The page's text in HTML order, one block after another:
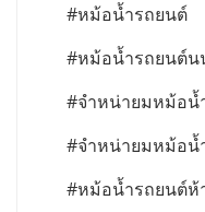
#หม้อน้ำรถยนต์
#หม้อน้ำรถยนต์น
#จำหน่ายมหม้อน้
#จำหน่ายมหม้อน้
#หม้อน้ำรถยนต์ห้